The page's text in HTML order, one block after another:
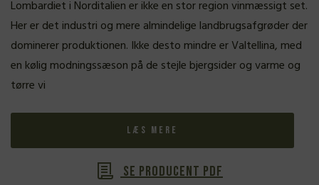
Lombardiet i Norditalien er ikke en stor region vinmæssigt set.
Her er det industri og mere almindelige landbrugsafgrøder der
dominerer produktionen. Ikke desto mindre er Valtellina, med
en kølig modningssæson på de stejle bjergsider og varme og
tørre vi
Læs mere
Se producent PDF